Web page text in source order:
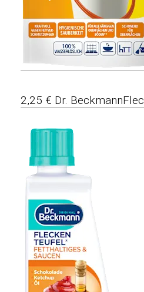
2,25 € Dr.